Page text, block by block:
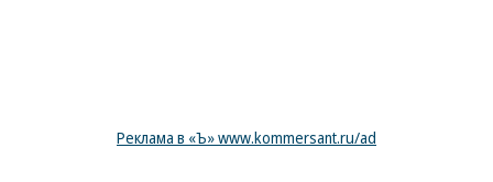
Реклама в «Ъ» www.kommersant.ru/ad